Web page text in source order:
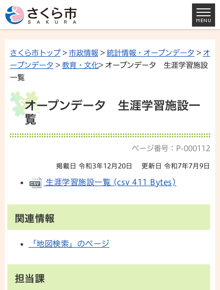
さくら市トップ> 市政情報 > 統計情報・オープンデータ > オ
ープンデータ > 教育・文化> オープンデータ 生涯学習施設
一覧
オープンデータ 生涯学習施設一
覧
ページ番号：P-000112
掲載日 令和3年12月20日 更新日 令和7年7月9日
生涯学習施設一覧 (csv 411 Bytes)
関連情報
「地図検索」のページ
担当課